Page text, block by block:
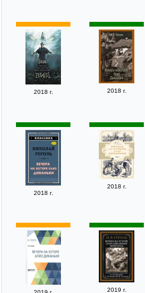
2018 г. 2018 г.
2018 г.
2018 г.
2019 г.